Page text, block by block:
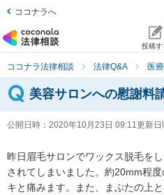
ココナラへ
投稿す
ココナラ法律相談 法律Q&A 医
美容サロンへの慰謝料
公開日時： 2020年10月23日 09:11更新日
昨日眉毛サロンでワックス脱毛を
されてしまいました。約20mm程
キと痛みます。また、まぶたの上